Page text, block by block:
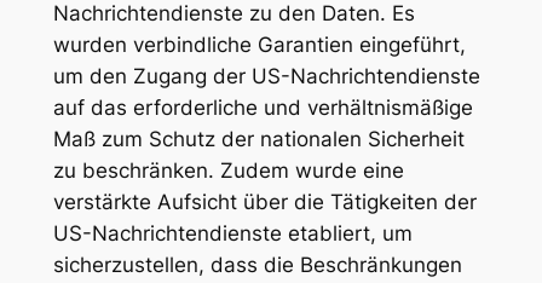
Nachrichtendienste zu den Daten. Es
wurden verbindliche Garantien eingeführt,
um den Zugang der US-Nachrichtendienste
auf das erforderliche und verhältnismäßige
Maß zum Schutz der nationalen Sicherheit
zu beschränken. Zudem wurde eine
verstärkte Aufsicht über die Tätigkeiten der
US-Nachrichtendienste etabliert, um
sicherzustellen, dass die Beschränkungen